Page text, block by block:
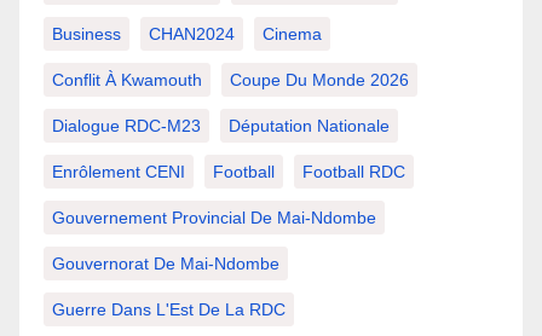
Business CHAN2024 Cinema
Conflit À Kwamouth Coupe Du Monde 2026
Dialogue RDC-M23 Députation Nationale
Enrôlement CENI Football Football RDC
Gouvernement Provincial De Mai-Ndombe
Gouvernorat De Mai-Ndombe
Guerre Dans L'Est De La RDC